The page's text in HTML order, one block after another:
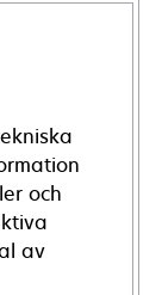
och
av